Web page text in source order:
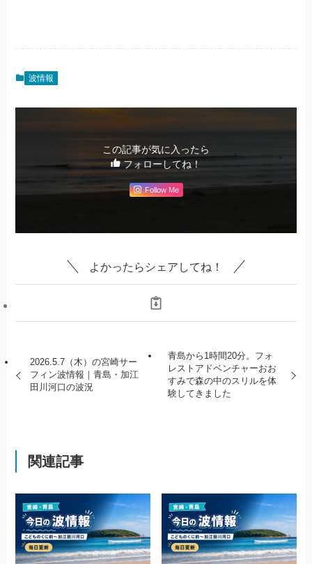
波情報
この記事が気に入ったら
フォローしてね！
Follow Me
よかったらシェアしてね！
2026.5.7（木）の宮崎サー
フィン波情報｜青島・加江
田川河口の波況
青島から1時間20分。フォ
レストアドベンチャーおお
すみで森の中のスリルを体
験してきました
関連記事